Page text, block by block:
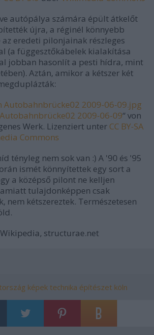
autópálya számára épült átkelőt
újra, a réginél könnyebb
az eredeti pilonjainak részleges
(a függesztőkábelek kialakítása
jobban hasonlít a pesti hídra, mint
Aztán, amikor a kétszer két
2009-06-09“ von
Werk. Lizenziert unter CC BY-SA
Commons
tényleg nem sok van :) A '90 és '95
ismét könnyítettek egy sort a
a középső pilont ne kelljen
tulajdonképpen csak
nem kétszereztek. Természetesen
, structurae.net
képek technika építészet köln